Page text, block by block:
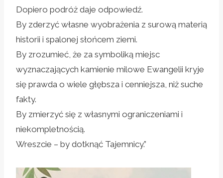
Dopiero podróż daje odpowiedź.
By zderzyć własne wyobrażenia z surową materią
historii i spalonej słońcem ziemi.
By zrozumieć, że za symboliką miejsc
wyznaczających kamienie milowe Ewangelii kryje
się prawda o wiele głębsza i cenniejsza, niż suche
fakty.
By zmierzyć się z własnymi ograniczeniami i
niekompletnością.
Wreszcie – by dotknąć Tajemnicy.”